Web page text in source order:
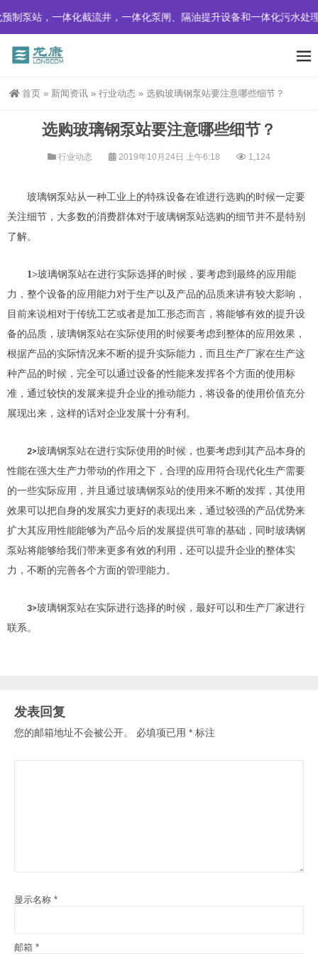
制泵站，一体化截流井，一体化泵闸、隔油提升设备和一体化污水处
首页 » 新闻资讯 » 行业动态 » 选购玻璃钢泵站要注意哪些细节？
选购玻璃钢泵站要注意哪些细节？
行业动态 2019年10月24日 上午6:18 1,124
玻璃钢泵站从一种工业上的特殊设备在谁进行选购的时候一定要
关注细节，大多数的消费群体对于玻璃钢泵站选购的细节并不是特别
了解。
1>玻璃钢泵站在进行实际选择的时候，要考虑到最终的应用能
力，整个设备的应用能力对于生产以及产品的品质来讲有较大影响，
目前来说相对于传统工艺或者是加工形态而言，将能够有效的提升设
备的品质， 玻璃钢泵站在实际使用的时候要考虑到整体的应用效果，
根据产品的实际情况来不断的提升实际能力，而且生产厂家在生产这
种产品的时候，完全可以通过设备的性能来发挥各个方面的使用标
准，通过较快的发展来提升企业的推动能力，将设备的使用价值充分
展现出来，这样的话对企业发展十分有利。
2>玻璃钢泵站在进行实际使用的时候，也要考虑到其产品本身的
性能在强大生产力带动的作用之下，合理的应用符合现代化生产需要
的一些实际应用，并且通过玻璃钢泵站的使用来不断的发挥，其使用
效果可以把自身的发展实力更好的表现出来，通过较强的产品优势来
扩大其应用性能能够为产品今后的发展提供可靠的基础，同时玻璃钢
泵站将能够给我们带来更多有效的利用，还可以提升企业的整体实
力，不断的完善各个方面的管理能力。
3>玻璃钢泵站在实际进行选择的时候，最好可以和生产厂家进行
联系。
发表回复
您的邮箱地址不会被公开。 必填项已用 * 标注
显示名称 *
邮箱 *